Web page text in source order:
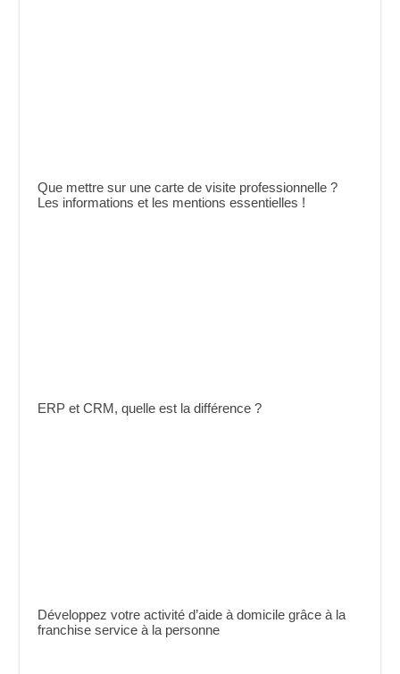
Que mettre sur une carte de visite professionnelle ?
Les informations et les mentions essentielles !
ERP et CRM, quelle est la différence ?
Développez votre activité d’aide à domicile grâce à la
franchise service à la personne